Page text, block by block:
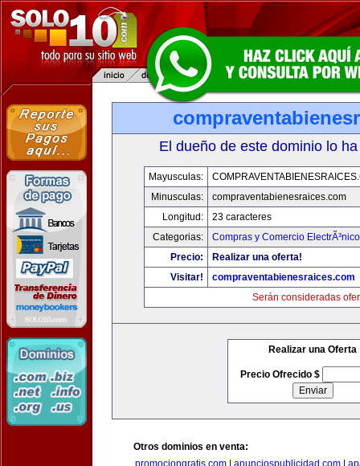
El dueño de este dominio lo
Mayusculas:
Minusculas:
compraventabienesraices.com
Longitud:
23 caracteres
Categorias:
Compras y Comercio ElectrÃ³nico
Precio:
Realizar una oferta!
Visitar!
compraventabienesraices.com
Serán consideradas
Realizar una Oferta
Precio Ofrecido $
Otros dominios en venta:
promociongratis.com
anunciospublicidad.com